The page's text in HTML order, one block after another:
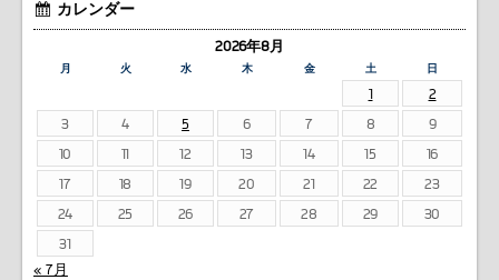
カレンダー
2026年8月
月 火 水 木 金 土 日
1
2
3
4 5 6 7 8
9
10
11 12 13 14 15
16
17
18 19 20 21 22
23
24
25 26 27 28 29
30
31
« 7月